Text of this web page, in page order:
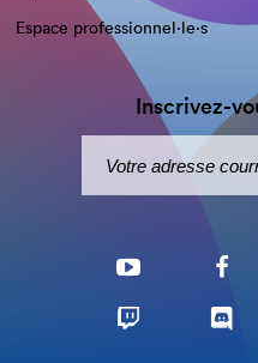
Espace professionnel·le⋅s
Inscrivez-